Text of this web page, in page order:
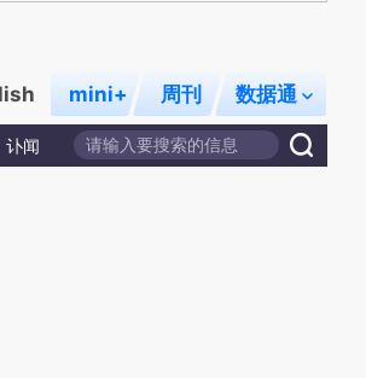
mini+ 周刊 数据通
讣闻